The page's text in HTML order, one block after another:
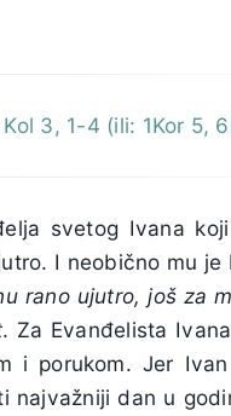
3, 1-4 (ili: 1Kor 5,
svetog Ivana
I neobično mu
rano ujutro, još za
. Za Evanđelista
i porukom. Jer
najvažniji dan u